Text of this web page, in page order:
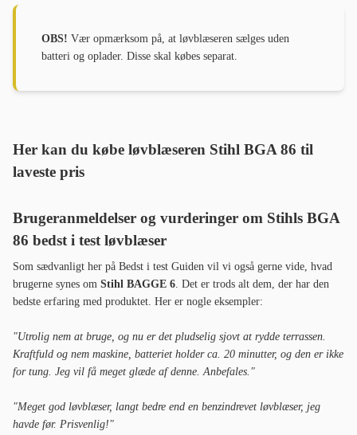
OBS! Vær opmærksom på, at løvblæseren sælges uden
batteri og oplader. Disse skal købes separat.
Her kan du købe løvblæseren Stihl BGA 86 til
laveste pris
Brugeranmeldelser og vurderinger om Stihls BGA
86 bedst i test løvblæser
Som sædvanligt her på Bedst i test Guiden vil vi også gerne vide, hvad
brugerne synes om Stihl BAGGE 6. Det er trods alt dem, der har den
bedste erfaring med produktet. Her er nogle eksempler:
"Utrolig nem at bruge, og nu er det pludselig sjovt at rydde terrassen.
Kraftfuld og nem maskine, batteriet holder ca. 20 minutter, og den er ikke
for tung. Jeg vil få meget glæde af denne. Anbefales."
"Meget god løvblæser, langt bedre end en benzindrevet løvblæser, jeg
havde før. Prisvenlig!"